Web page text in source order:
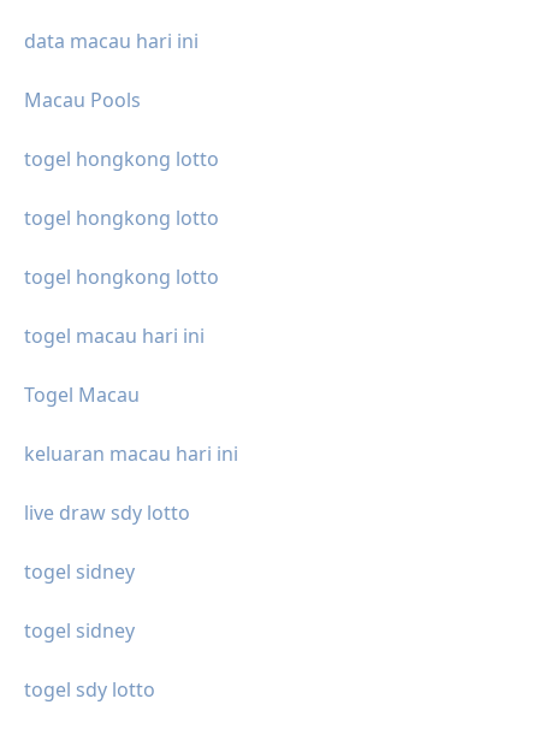
data macau hari ini
Macau Pools
togel hongkong lotto
togel hongkong lotto
togel hongkong lotto
togel macau hari ini
Togel Macau
keluaran macau hari ini
live draw sdy lotto
togel sidney
togel sidney
togel sdy lotto